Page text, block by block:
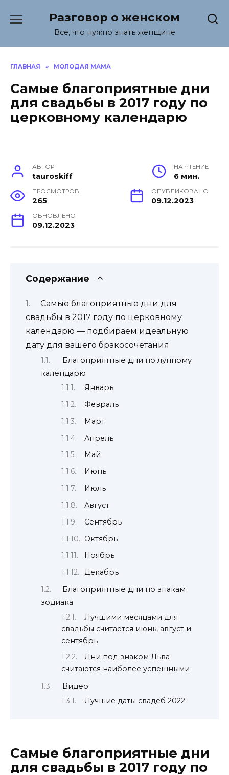
содержанию
Разговор о женском
Все, что нужно знать женщине
ГЛАВНАЯ » МОЛОДАЯ МАМА
Самые благоприятные дни
для свадьбы в 2017 году по
церковному календарю
АВТОР
tauroskiff
НА ЧТЕНИЕ
6 мин.
ПРОСМОТРОВ
265
ОПУБЛИКОВАНО
09.12.2023
ОБНОВЛЕНО
09.12.2023
Содержание
Самые благоприятные дни для
свадьбы в 2017 году по церковному
календарю — подбираем идеальную
дату для вашего бракосочетания
Благоприятные дни по лунному
календарю
Январь
Февраль
Март
Апрель
Май
Июнь
Июль
Август
Сентябрь
Октябрь
Ноябрь
Декабрь
Благоприятные дни по знакам
зодиака
Лучшими месяцами для
свадьбы считается июнь, август и
сентябрь
Дни под знаком Льва
считаются наиболее успешными
Видео:
Лучшие даты свадеб 2022
Самые благоприятные дни
для свадьбы в 2017 году по